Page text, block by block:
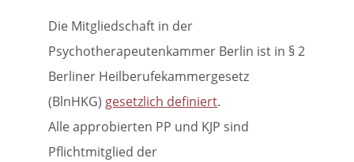
Die Mitgliedschaft in der
Psychotherapeutenkammer Berlin ist in § 2
Berliner Heilberufekammergesetz
(BlnHKG) gesetzlich definiert.
Alle approbierten PP und KJP sind
Pflichtmitglied der